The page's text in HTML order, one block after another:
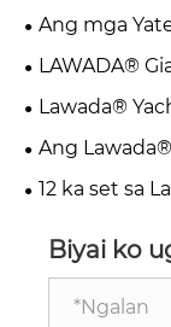
Ikaduhang
Boats
Ang mga
Naghatud sa
LAWADA®
Zealand
Lawada®
Karon -
Ang
Custom
12 ka set sa
nga lugar nga
Biyai ko